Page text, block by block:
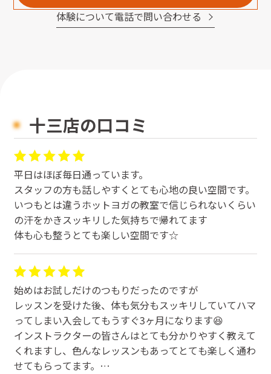
体験について電話で問い合わせる
十三店の口コミ
平日はほぼ毎日通っています。
スタッフの方も話しやすくとても心地の良い空間です。
いつもとは違うホットヨガの教室で信じられないくらい
の汗をかきスッキリした気持ちで帰れてます
体も心も整うとても楽しい空間です☆
始めはお試しだけのつもりだったのですが
レッスンを受けた後、体も気分もスッキリしていてハマ
ってしまい入会してもうすぐ3ヶ月になります😆
インストラクターの皆さんはとても分かりやすく教えて
くれますし、色んなレッスンもあってとても楽しく通わ
せてもらってます。